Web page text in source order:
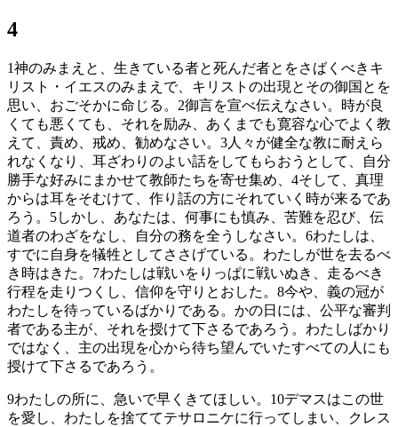
4
1神のみまえと、生きている者と死んだ者とをさばくべきキ
リスト・イエスのみまえで、キリストの出現とその御国とを
思い、おごそかに命じる。 2御言を宣べ伝えなさい。時が良
くても悪くても、それを励み、あくまでも寛容な心でよく教
えて、責め、戒め、勧めなさい。 3人々が健全な教に耐えら
れなくなり、耳ざわりのよい話をしてもらおうとして、自分
勝手な好みにまかせて教師たちを寄せ集め、 4そして、真理
からは耳をそむけて、作り話の方にそれていく時が来るであ
ろう。 5しかし、あなたは、何事にも慎み、苦難を忍び、伝
道者のわざをなし、自分の務を全うしなさい。 6わたしは、
すでに自身を犠牲としてささげている。わたしが世を去るべ
き時はきた。 7わたしは戦いをりっぱに戦いぬき、走るべき
行程を走りつくし、信仰を守りとおした。 8今や、義の冠が
わたしを待っているばかりである。かの日には、公平な審判
者である主が、それを授けて下さるであろう。わたしばかり
ではなく、主の出現を心から待ち望んでいたすべての人にも
授けて下さるであろう。
9わたしの所に、急いで早くきてほしい。 10デマスはこの世
を愛し、わたしを捨ててテサロニケに行ってしまい、クレス